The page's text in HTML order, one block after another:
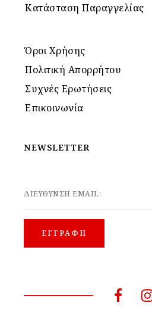
Κατάσταση Παραγγελίας
Όροι Χρήσης
Πολιτική Απορρήτου
Συχνές Ερωτήσεις
Επικοινωνία
NEWSLETTER
ΔΙΕΥΘΥΝΣΗ EMAIL: